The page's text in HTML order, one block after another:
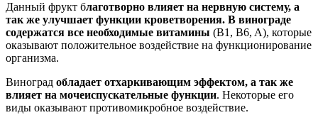
Данный фрукт благотворно влияет на нервную систему, а
так же улучшает функции кроветворения. В винограде
содержатся все необходимые витамины (B1, B6, A), которые
оказывают положительное воздействие на функционирование
организма.
Виноград обладает отхаркивающим эффектом, а так же
влияет на мочеиспускательные функции. Некоторые его
виды оказывают противомикробное воздействие.